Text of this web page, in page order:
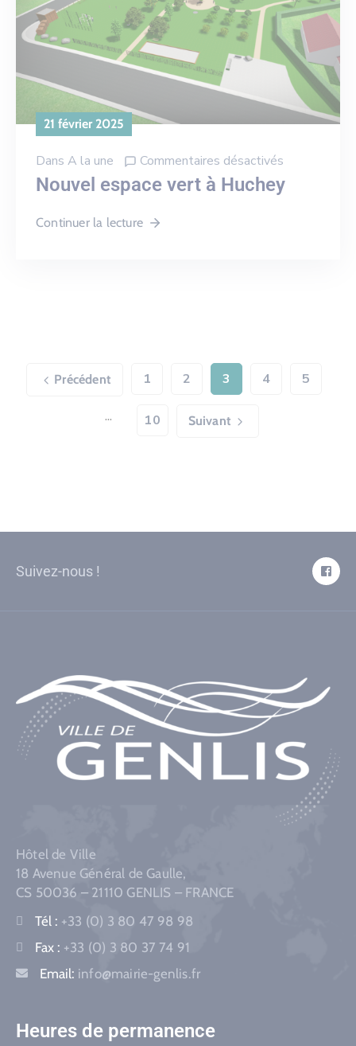
21 février 2025
Dans A la une Commentaires désactivés
Nouvel espace vert à Huchey
Continuer la lecture
Précédent 1 2 3 4 5
... 10 Suivant
Suivez-nous !
Hôtel de Ville
18 Avenue Général de Gaulle,
CS 50036 – 21110 GENLIS – FRANCE
Tél : +33 (0) 3 80 47 98 98
Fax : +33 (0) 3 80 37 74 91
Email: info@mairie-genlis.fr
Heures de permanence